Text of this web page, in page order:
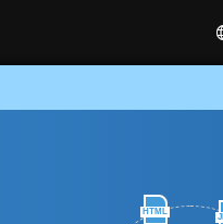
HTML